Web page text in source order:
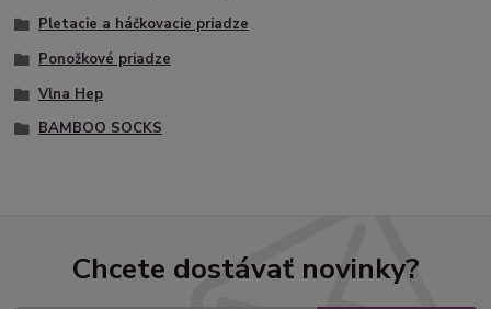
Pletacie a háčkovacie priadze
Ponožkové priadze
Vlna Hep
BAMBOO SOCKS
Chcete dostávať novinky?